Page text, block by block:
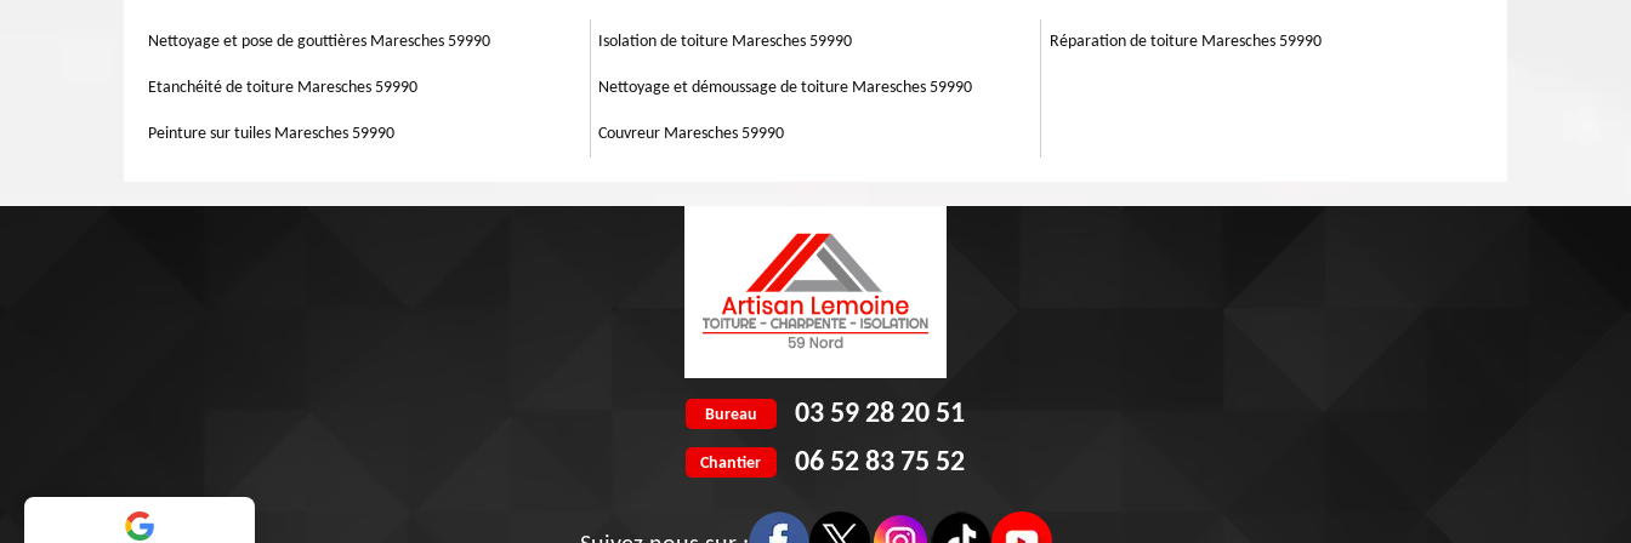
commander l’orientation de l’appareil. Ils peuvent mettre du crépi projeté sur une surface en plâtre, briques, pavé, béton, bois,
Nettoyage et pose de gouttières Maresches 59990
Etanchéité de toiture Maresches 59990
Peinture sur tuiles Maresches 59990
Isolation de toiture Maresches 59990
Nettoyage et démoussage de toiture Maresches 59990
Couvreur Maresches 59990
Réparation de toiture Maresches 59990
Bureau 03 59 28 20 51
Chantier 06 52 83 75 52